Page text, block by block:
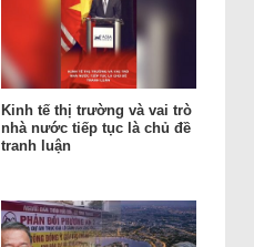
Kinh tế thị trường và vai trò
nhà nước tiếp tục là chủ đề
tranh luận